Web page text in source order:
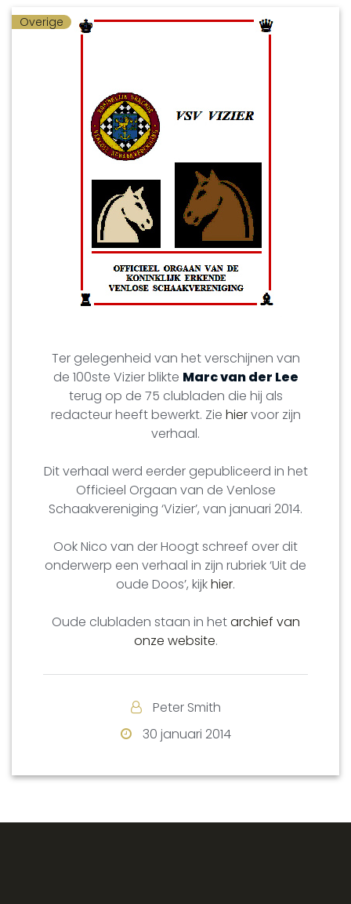
Overige
Ter gelegenheid van het verschijnen van
de 100ste Vizier blikte Marc van der Lee
terug op de 75 clubladen die hij als
redacteur heeft bewerkt. Zie hiervoor zijn
verhaal.
Dit verhaal werd eerder gepubliceerd in het
Officieel Orgaan van de Venlose
Schaakvereniging ‘Vizier’, van januari 2014.
Ook Nico van der Hoogt schreef over dit
onderwerp een verhaal in zijn rubriek ‘Uit de
oude Doos’, kijkhier.
Oude clubladen staan in hetarchief van
onze website.
Peter Smith
30 januari 2014